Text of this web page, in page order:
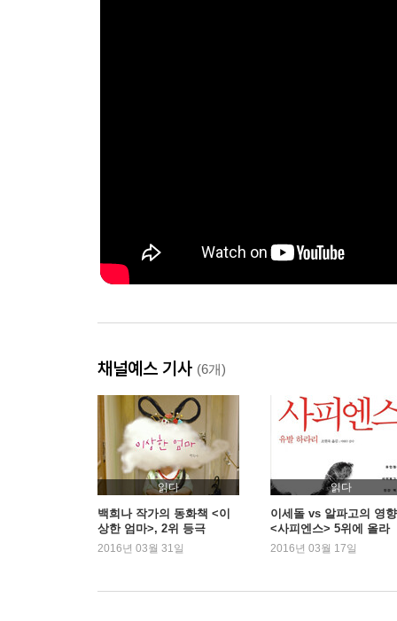
채널예스 기사 (6개)
읽다
백희나 작가의 동화책 <이
상한 엄마>, 2위 등극
2016년 03월 31일
읽다
이세돌 vs 알파고의 영
<사피엔스> 5위에 올라
2016년 03월 17일